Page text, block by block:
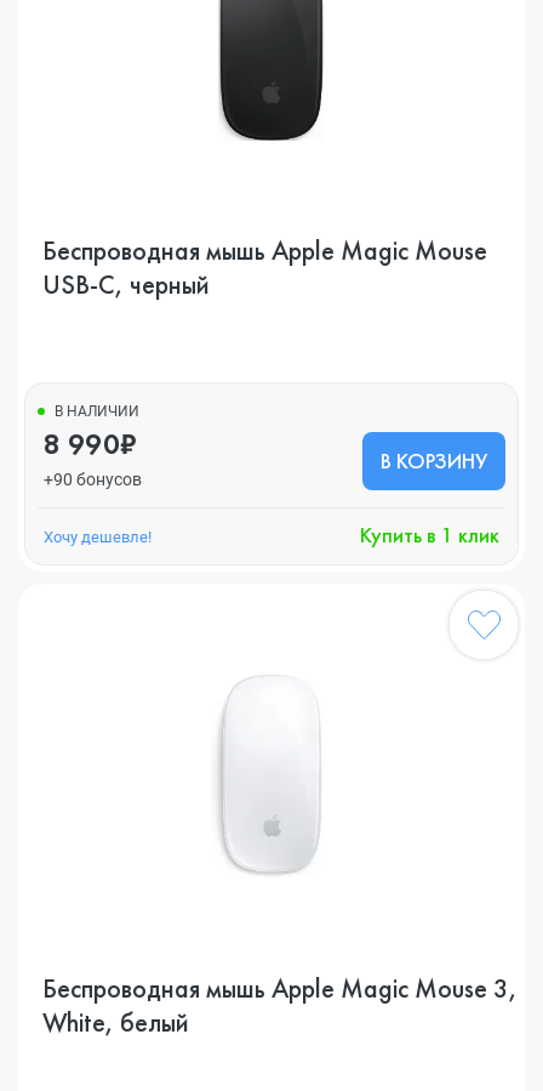
Беспроводная мышь Apple Magic Mouse
USB-C, черный
В НАЛИЧИИ
8 990₽
+90 бонусов
В КОРЗИНУ
Хочу дешевле! Купить в 1 клик
Беспроводная мышь Apple Magic Mouse 3,
White, белый